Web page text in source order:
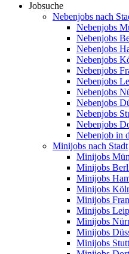
Jobsuche
Nebenjobs nach
Nebenjobs
Nebenjobs
Nebenjobs
Nebenjobs
Nebenjobs
Nebenjobs
Nebenjobs
Nebenjobs
Nebenjobs
Nebenjobs
Nebenjob in
Minijobs nach Stadt
Minijobs
Minijobs
Minijobs
Minijobs
Minijobs
Minijobs
Minijobs
Minijobs
Minijobs